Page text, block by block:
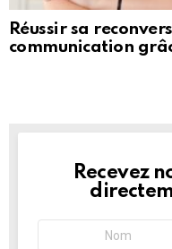
Réussir sa
communication
NEWSLETTER
Recevez